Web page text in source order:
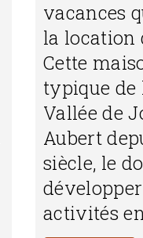
vacances
la location
Cette
typique de
Vallée de
Aubert
siècle, le
activités